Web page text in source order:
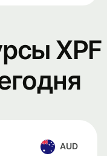
XPF
AUD